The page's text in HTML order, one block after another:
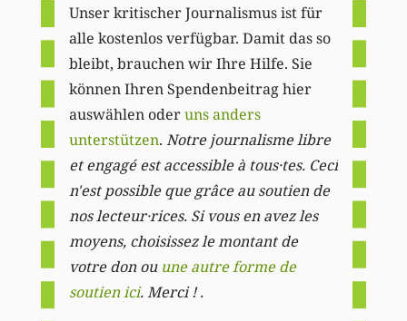
Unser kritischer Journalismus ist für
alle kostenlos verfügbar. Damit das so
bleibt, brauchen wir Ihre Hilfe. Sie
können Ihren Spendenbeitrag hier
auswählen oderuns anders
unterstützen. Notre journalisme libre
et engagé est accessible à tous·tes. Ceci
n'est possible que grâce au soutien de
nos lecteur·rices. Si vous en avez les
moyens, choisissez le montant de
votre don ou une autre forme de
soutien ici. Merci ! .